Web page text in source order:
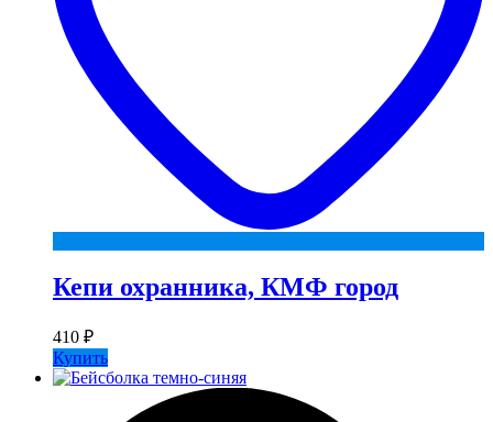
Кепи охранника, КМФ город
410 ₽
Купить